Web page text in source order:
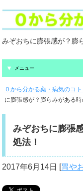
みぞおちに膨張感が？膨
メニュー
０から分かる薬・病気のコト
に膨張感が？膨らみがある時
みぞおちに膨張
処法！
2017年6月14日 [胃や